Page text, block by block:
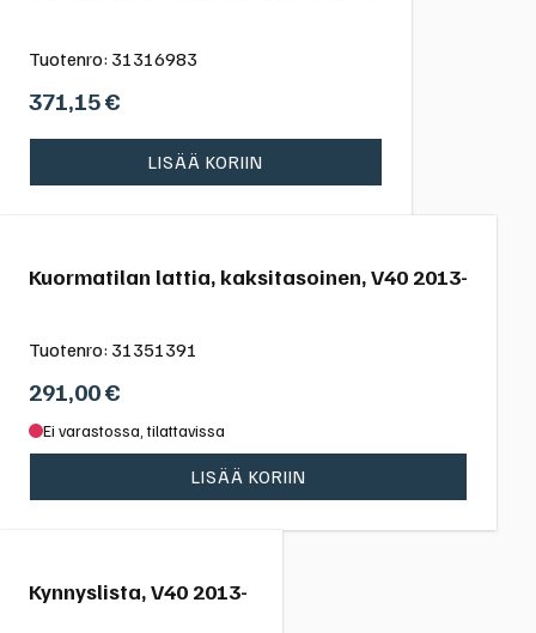
Tuotenro: 31316983
371,15€
LISÄÄ KORIIN
Kuormatilan lattia, kaksitasoinen, V40 2013-
Tuotenro: 31351391
291,00€
Ei varastossa, tilattavissa
LISÄÄ KORIIN
Kynnyslista, V40 2013-